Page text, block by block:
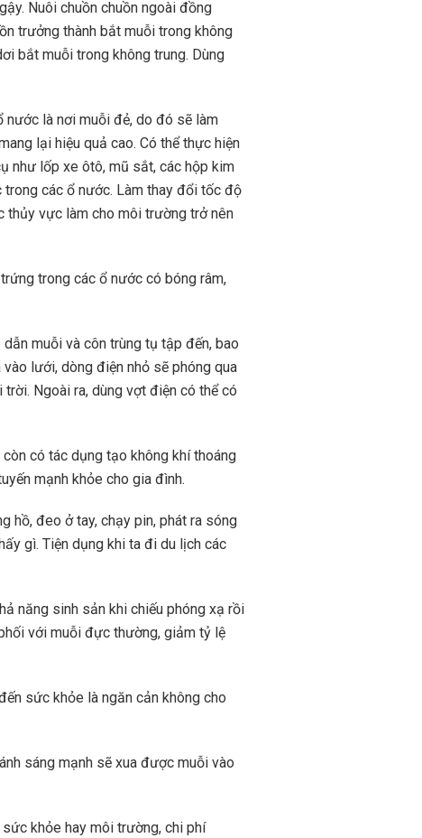
Nuôi chuồn chuồn ngoài đồng
trưởng thành bắt muỗi trong không
bắt muỗi trong không trung. Dùng
nước là nơi muỗi đẻ, do đó sẽ làm
lại hiệu quả cao. Có thể thực hiện
như lốp xe ôtô, mũ sắt, các hộp kim
các ổ nước. Làm thay đổi tốc độ
thủy vực làm cho môi trường trở nên
trong các ổ nước có bóng râm,
muỗi và côn trùng tụ tập đến, bao
lưới, dòng điện nhỏ sẽ phóng qua
Ngoài ra, dùng vợt điện có thể có
có tác dụng tạo không khí thoáng
mạnh khỏe cho gia đình.
hồ, đeo ở tay, chạy pin, phát ra sóng
gì. Tiện dụng khi ta đi du lịch các
năng sinh sản khi chiếu phóng xạ rồi
với muỗi đực thường, giảm tỷ lệ
sức khỏe là ngăn cản không cho
sáng mạnh sẽ xua được muỗi vào
khỏe hay môi trường, chi phí